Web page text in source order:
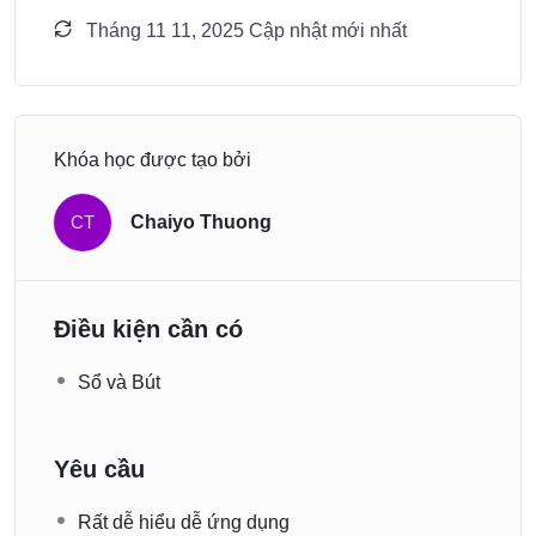
Tháng 11 11, 2025 Cập nhật mới nhất
Khóa học được tạo bởi
CT Chaiyo Thuong
Điều kiện cần có
Sổ và Bút
Yêu cầu
Rất dễ hiểu dễ ứng dụng